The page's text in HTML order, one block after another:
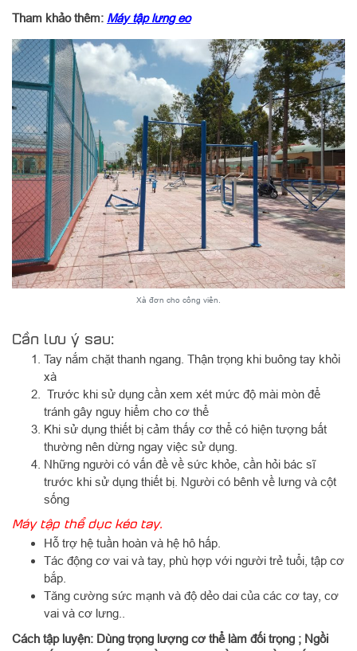
Tham khảo thêm: Máy tập lưng eo
Xà đơn cho công viên.
Cần lưu ý sau:
Tay nắm chặt thanh ngang. Thận trọng khi buông tay khỏi
xà
Trước khi sử dụng cần xem xét mức độ mài mòn để
tránh gây nguy hiểm cho cơ thể
Khi sử dụng thiết bị cảm thấy cơ thể có hiện tượng bất
thường nên dừng ngay việc sử dụng.
Những người có vấn đề về sức khỏe, cần hỏi bác sĩ
trước khi sử dụng thiết bị. Người có bênh về lưng và cột
sống
Máy tập thể dục kéo tay.
Hỗ trợ hệ tuần hoàn và hệ hô hấp.
Tác động cơ vai và tay, phù hợp với người trẻ tuổi, tập cơ
bắp.
Tăng cường sức mạnh và độ dẻo dai của các cơ tay, cơ
vai và cơ lưng..
Cách tập luyện: Dùng trọng lượng cơ thể làm đối trọng ; Ngồi